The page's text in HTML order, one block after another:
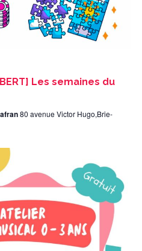
Les semaines du
80 avenue Victor Hugo,Brie-